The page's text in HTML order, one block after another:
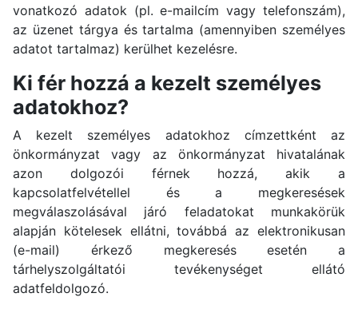
vonatkozó adatok (pl. e-mailcím vagy telefonszám),
az üzenet tárgya és tartalma (amennyiben személyes
adatot tartalmaz) kerülhet kezelésre.
Ki fér hozzá a kezelt személyes
adatokhoz?
A kezelt személyes adatokhoz címzettként az
önkormányzat vagy az önkormányzat hivatalának
azon dolgozói férnek hozzá, akik a
kapcsolatfelvétellel és a megkeresések
megválaszolásával járó feladatokat munkakörük
alapján kötelesek ellátni, továbbá az elektronikusan
(e-mail) érkező megkeresés esetén a
tárhelyszolgáltatói tevékenységet ellátó
adatfeldolgozó.